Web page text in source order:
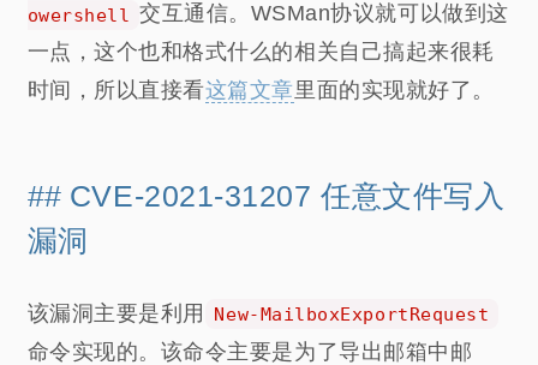
owershell
交互通信。WSMan协议就可以做到这
一点，这个也和格式什么的相关自己搞起来很耗
时间，所以直接看这篇文章里面的实现就好了。
CVE-2021-31207 任意文件写入
漏洞
该漏洞主要是利用 New-MailboxExportRequest
命令实现的。该命令主要是为了导出邮箱中邮